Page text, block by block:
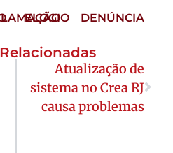
ELOGIO DENÚNCIA
Atualização de
sistema no Crea RJ
causa problemas